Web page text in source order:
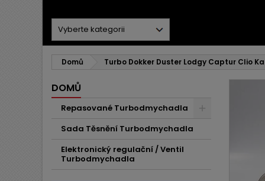
Domů Turbo Dokker Duster Lodgy Captur Clio
DOMŮ
Repasované Turbodmychadla
Sada Těsnění Turbodmychadla
Elektronický regulační / Ventil
Turbodmychadla